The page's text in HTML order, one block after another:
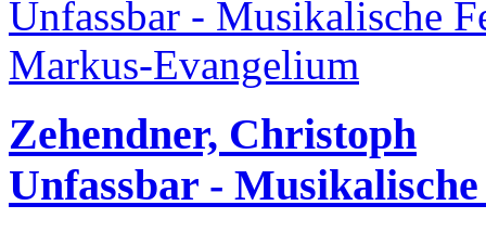
Zehendner, Christoph
Unfassbar -